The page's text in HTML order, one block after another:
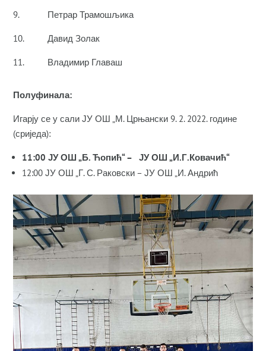
9. Петрар Трамошљика
10. Давид Золак
11. Владимир Главаш
Полуфинала:
Игарју се у сали ЈУ ОШ „М. Црњански 9. 2. 2022. године
(сриједа):
11:00 ЈУ ОШ „Б. Ћопић“ – ЈУ ОШ „И.Г.Ковачић“
12:00 ЈУ ОШ „Г. С. Раковски – ЈУ ОШ „И. Андрић